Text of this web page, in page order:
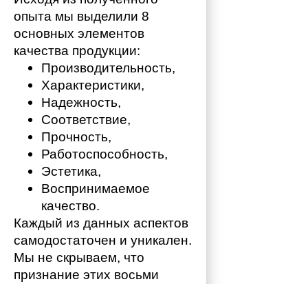
опыта мы выделили 8
основных элементов
качества продукции:
Производительность,
Характеристики,
Надежность,
Соответствие,
Прочность,
Работоспособность,
Эстетика,
Воспринимаемое
качество.
Каждый из данных аспектов
самодостаточен и уникален.
Мы не скрываем, что
признание этих восьми